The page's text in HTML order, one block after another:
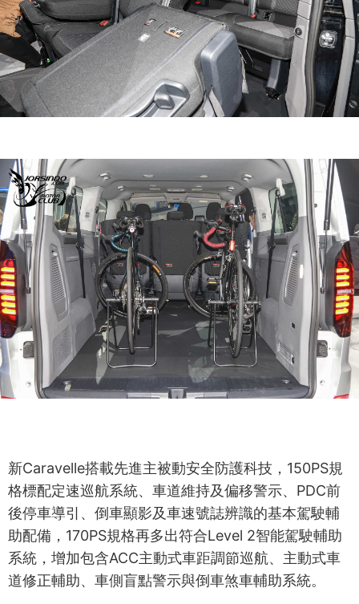
新Caravelle搭載先進主被動安全防護科技，150PS規
格標配定速巡航系統、車道維持及偏移警示、PDC前
後停車導引、倒車顯影及車速號誌辨識的基本駕駛輔
助配備，170PS規格再多出符合Level 2智能駕駛輔助
系統，增加包含ACC主動式車距調節巡航、主動式車
道修正輔助、車側盲點警示與倒車煞車輔助系統。